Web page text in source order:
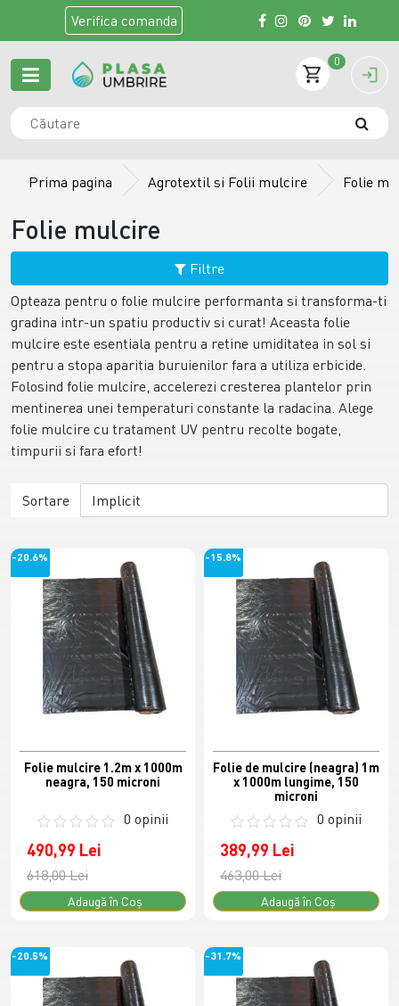
Verifica comanda
0
Prima pagina Agrotextil si Folii mulcire Folie
Folie mulcire
Filtre
Opteaza pentru o folie mulcire performanta si transforma-ti
gradina intr-un spatiu productiv si curat! Aceasta folie
mulcire este esentiala pentru a retine umiditatea in sol si
pentru a stopa aparitia buruienilor fara a utiliza erbicide.
Folosind folie mulcire, accelerezi cresterea plantelor prin
mentinerea unei temperaturi constante la radacina. Alege
folie mulcire cu tratament UV pentru recolte bogate,
timpurii si fara efort!
Sortare
-20.6%
Folie mulcire 1.2m x 1000m
neagra, 150 microni
0 opinii
490,99 Lei
618,00 Lei
Adaugă în Coş
-15.8%
Folie de mulcire (neagra) 1m
x 1000m lungime, 150
microni
0 opinii
389,99 Lei
463,00 Lei
Adaugă în Coş
-20.5% -31.7%